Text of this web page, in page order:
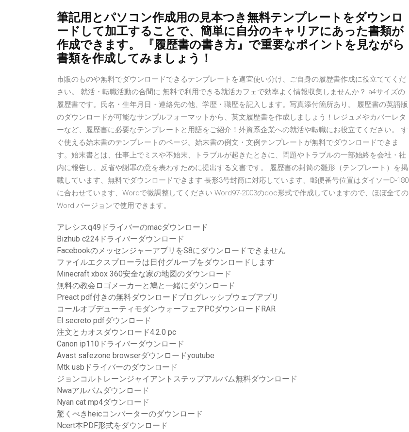
筆記用とパソコン作成用の見本つき無料テンプレートをダウンロ
ードして加工することで、簡単に自分のキャリアにあった書類が
作成できます。 『履歴書の書き方』で重要なポイントを見ながら
書類を作成してみましょう！
市販のものや無料でダウンロードできるテンプレートを適宜使い分け、ご自身の履歴書作成に役立ててくだ
さい。 就活・転職活動の合間に 無料で利用できる就活カフェで効率よく情報収集しませんか？ a4サイズの
履歴書です。氏名・生年月日・連絡先の他、学歴・職歴を記入します。写真添付箇所あり。 履歴書の英語版
のダウンロードが可能なサンプルフォーマットから、英文履歴書を作成しましょう！レジュメやカバーレタ
ーなど、履歴書に必要なテンプレートと用語をご紹介！外資系企業への就活や転職にお役立てください。 す
ぐ使える始末書のテンプレートのページ。始末書の例文・文例テンプレートが無料でダウンロードできま
す。始末書とは、仕事上でミスや不始末、トラブルが起きたときに、問題やトラブルの一部始終を会社・社
内に報告し、反省や謝罪の意を表わすために提出する文書です。 履歴書の封筒の雛形（テンプレート）を掲
載しています、無料でダウンロードできます 長形3号封筒に対応しています、郵便番号位置はダイソーD-180
に合わせています、Wordで微調整してください Word97-2003のdoc形式で作成していますので、ほぼ全ての
Word バージョンで使用できます。
アレシスq49ドライバーのmacダウンロード
Bizhub c224ドライバーダウンロード
FacebookのメッセンジャーアプリをS8にダウンロードできません
ファイルエクスプローラは日付グループをダウンロードします
Minecraft xbox 360安全な家の地図のダウンロード
無料の教会ロゴメーカーと鳩と一緒にダウンロード
Preact pdf付きの無料ダウンロードプログレッシブウェブアプリ
コールオブデューティモダンウォーフェアPCダウンロードRAR
El secreto pdfダウンロード
注文とカオスダウンロード4.2.0 pc
Canon ip110ドライバーダウンロード
Avast safezone browserダウンロードyoutube
Mtk usbドライバーのダウンロード
ジョンコルトレーンジャイアントステップアルバム無料ダウンロード
Nwaアルバムダウンロード
Nyan cat mp4ダウンロード
驚くべきheicコンバーターのダウンロード
Ncert本PDF形式をダウンロード